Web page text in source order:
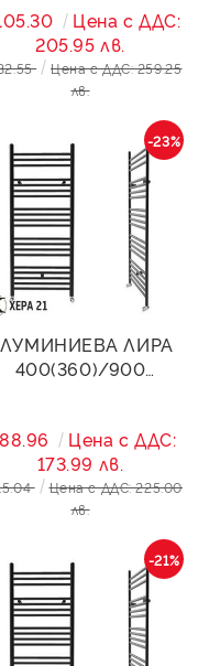
Цена с ДДС:
205.95 лв.
Цена с ДДС: 259.25
лв.
ЛИРА
400(360)/900
-23%
Цена с ДДС:
173.99 лв.
Цена с ДДС: 225.00
лв.
-21%